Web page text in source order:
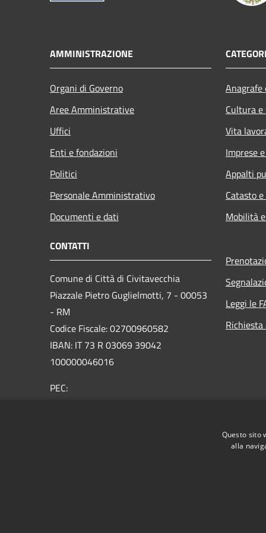
AMMINISTRAZIONE
Organi di Governo
Aree Amministrative
Uffici
Enti e fondazioni
Politici
Personale Amministrativo
Documenti e dati
Cultura
Vita
Imprese
Appalti
Catasto
Mobilità
CONTATTI
Comune di Città di Civitavecchia
Piazzale Pietro Guglielmotti, 7 - 00053
- RM
Codice Fiscale: 02700960582
IBAN: IT 73 R 03069 39042
100000046016
PEC:
Leggi le
Questo sito
alla